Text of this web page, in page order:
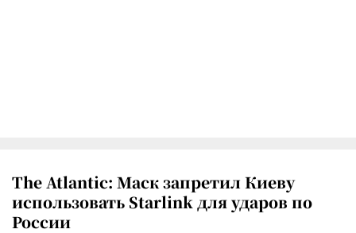
The Atlantic: Маск запретил Киеву
использовать Starlink для ударов по
России